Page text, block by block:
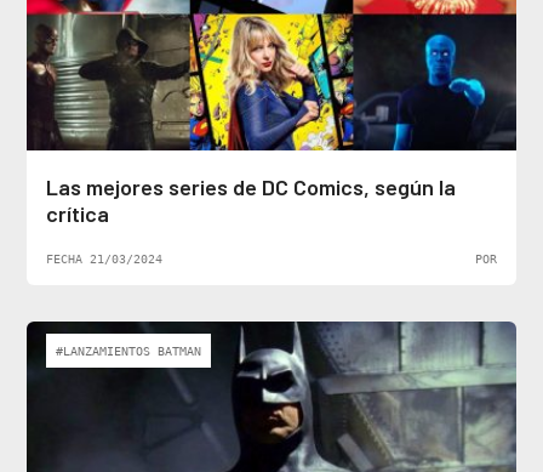
Las mejores series de DC Comics, según la
crítica
FECHA 21/03/2024 POR
#LANZAMIENTOS BATMAN